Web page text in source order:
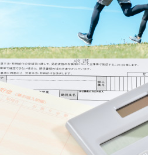
サイトマップ